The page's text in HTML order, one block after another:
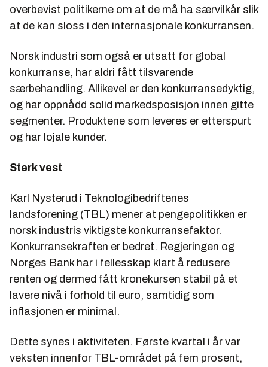
overbevist politikerne om at de må ha særvilkår slik
at de kan sloss i den internasjonale konkurransen.
Norsk industri som også er utsatt for global
konkurranse, har aldri fått tilsvarende
særbehandling. Allikevel er den konkurransedyktig,
og har oppnådd solid markedsposisjon innen gitte
segmenter. Produktene som leveres er etterspurt
og har lojale kunder.
Sterk vest
Karl Nysterud i Teknologibedriftenes
landsforening (TBL) mener at pengepolitikken er
norsk industris viktigste konkurransefaktor.
Konkurransekraften er bedret. Regjeringen og
Norges Bank har i fellesskap klart å redusere
renten og dermed fått kronekursen stabil på et
lavere nivå i forhold til euro, samtidig som
inflasjonen er minimal.
Dette synes i aktiviteten. Første kvartal i år var
veksten innenfor TBL-området på fem prosent,